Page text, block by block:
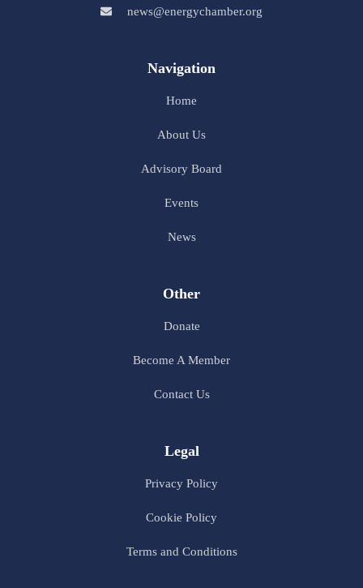
news@energychamber.org
Navigation
Home
About Us
Advisory Board
Events
News
Other
Donate
Become A Member
Contact Us
Legal
Privacy Policy
Cookie Policy
Terms and Conditions